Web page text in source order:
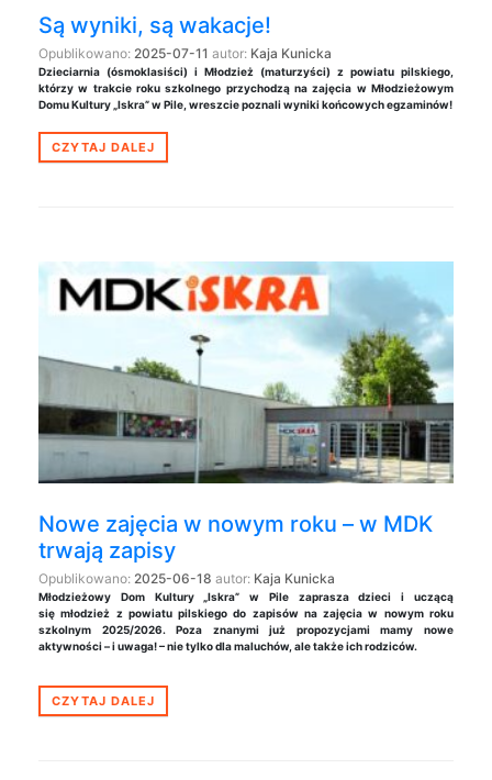
Są wyniki, są wakacje!
Opublikowano: 2025-07-11 autor: Kaja Kunicka
Dzieciarnia (ósmoklasiści) i Młodzież (maturzyści) z powiatu pilskiego,
którzy w trakcie roku szkolnego przychodzą na zajęcia w Młodzieżowym
Domu Kultury „Iskra” w Pile, wreszcie poznali wyniki końcowych egzaminów!
CZYTAJ DALEJ
Nowe zajęcia w nowym roku – w MDK
trwają zapisy
Opublikowano: 2025-06-18 autor: Kaja Kunicka
Młodzieżowy Dom Kultury „Iskra” w Pile zaprasza dzieci i uczącą
się młodzież z powiatu pilskiego do zapisów na zajęcia w nowym roku
szkolnym 2025/2026. Poza znanymi już propozycjami mamy nowe
aktywności – i uwaga! – nie tylko dla maluchów, ale także ich rodziców.
CZYTAJ DALEJ